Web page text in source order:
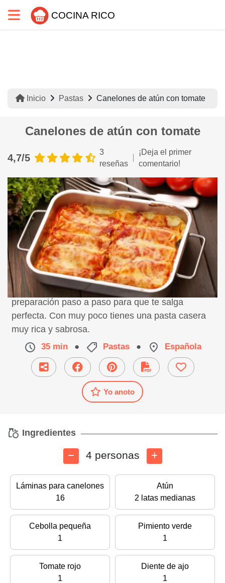
COCINA RICO
Inicio Pastas Canelones de atún con tomate
Canelones de atún con tomate
4,7/5
3
reseñas
¡Deja el primer
comentario!
Receta de canelones de atún con tomate,
preparación paso a paso para que te salga
perfecta. Con muy poco tienes una pasta casera
muy rica y sabrosa.
35 min ● Pastas ● Española
Yo anoto
Ingredientes
4 personas
Láminas para canelones
16
Atún
2 latas medianas
Cebolla pequeña
1
Pimiento verde
1
Tomate rojo
1
Diente de ajo
1